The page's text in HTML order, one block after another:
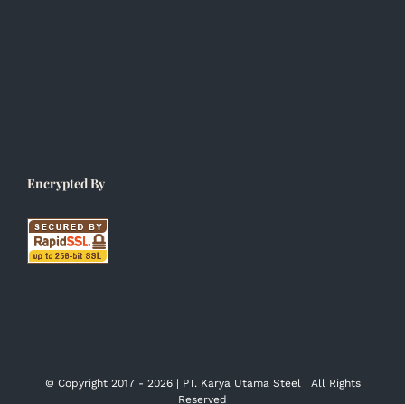
Encrypted By
© Copyright 2017 - 2026 | PT. Karya Utama Steel | All Rights
Reserved